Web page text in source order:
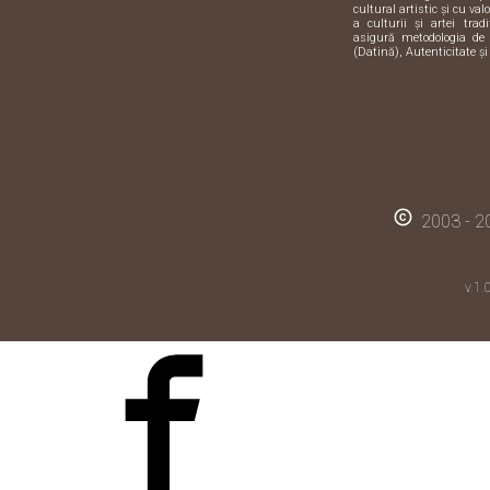
cultural artistic și cu
a culturii și artei
asigură metodologia
(Datină), Autenticitate
copyright 2003 -